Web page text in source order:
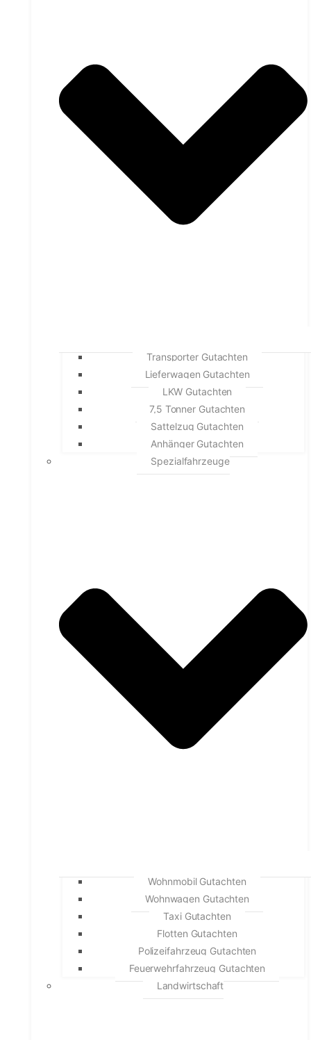
Transporter Gutachten
Lieferwagen Gutachten
LKW Gutachten
7,5 Tonner Gutachten
Sattelzug Gutachten
Anhänger Gutachten
Spezialfahrzeuge
Wohnmobil Gutachten
Wohnwagen Gutachten
Taxi Gutachten
Flotten Gutachten
Polizeifahrzeug Gutachten
Feuerwehrfahrzeug Gutachten
Landwirtschaft